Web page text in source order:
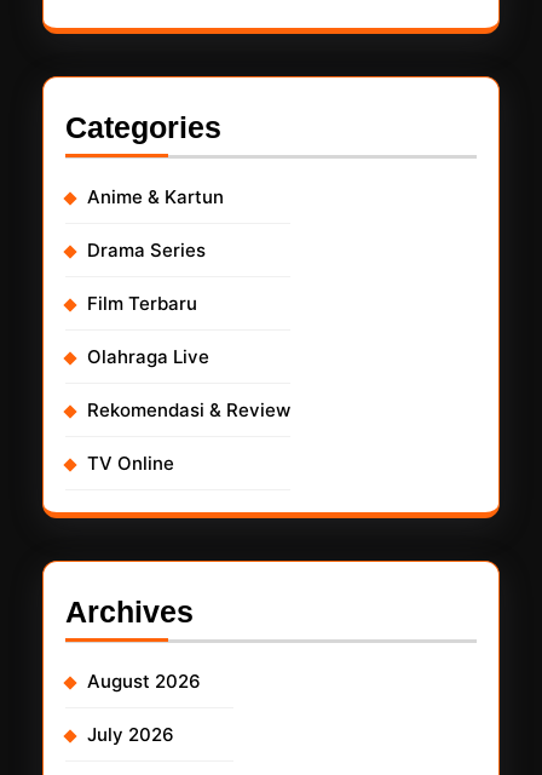
Categories
Anime & Kartun
Drama Series
Film Terbaru
Olahraga Live
Rekomendasi & Review
TV Online
Archives
August 2026
July 2026